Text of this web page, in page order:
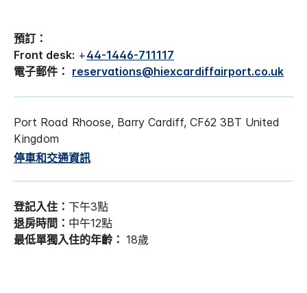
預訂：
Front desk: +44-1446-711117
電子郵件： reservations@hiexcardiffairport.co.uk
Port Road Rhoose, Barry Cardiff, CF62 3BT United
Kingdom
停車和交通資訊
登記入住： 下午3點
退房時間： 中午12點
最低單獨入住的年齡： 18歲